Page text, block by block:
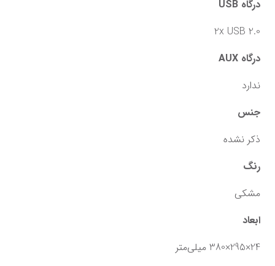
درگاه‌ USB
2x USB 2.0
درگاه AUX
ندارد
جنس
ذکر نشده
رنگ
مشکی
ابعاد
24×295×380 میلی‌متر